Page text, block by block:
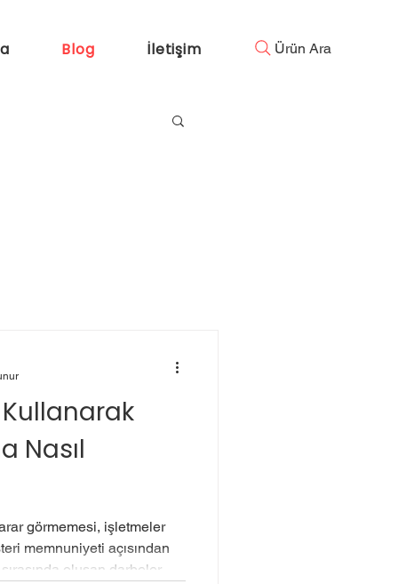
Blog İletişim Ürün Ara
Nasıl
görmemesi, işletmeler
memnuniyeti açısından
oluşan darbeler,